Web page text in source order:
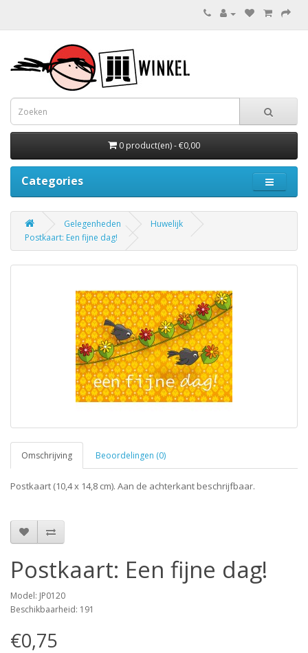
0 product(en) - €0,00
Categories
Gelegenheden
Huwelijk
Postkaart: Een fijne dag!
Omschrijving Beoordelingen (0)
Postkaart (10,4 x 14,8 cm). Aan de achterkant beschrijfbaar.
Postkaart: Een fijne dag!
Model: JP0120
Beschikbaarheid: 191
€0,75